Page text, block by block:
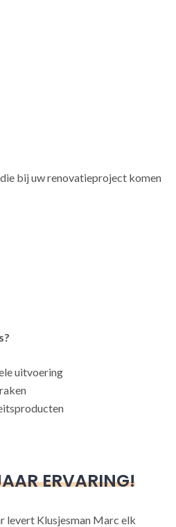
bij uw renovatieproject komen
uitvoering
ERVARING!
levert Klusjesman Marc elk